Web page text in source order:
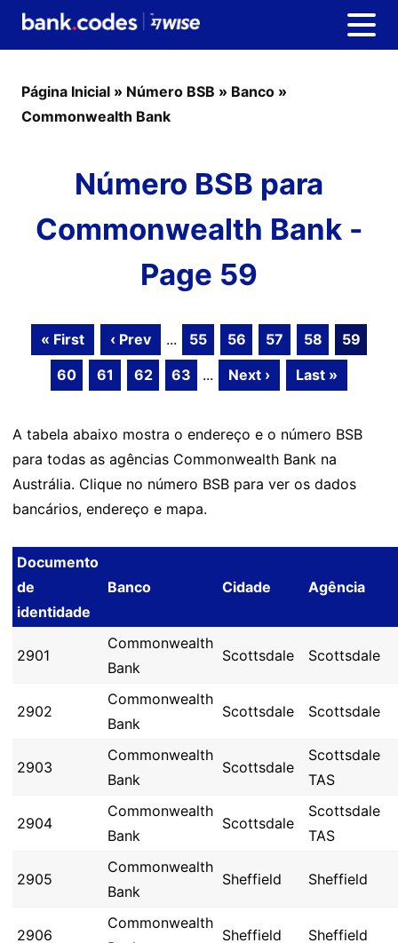
Página Inicial » Número BSB » Banco »
Commonwealth Bank
Número BSB para
Commonwealth Bank -
Page 59
« First ‹ Prev ... 55 56 57 58
59
60
61 62 63 ... Next › Last »
A tabela abaixo mostra o endereço e o número BSB
para todas as agências Commonwealth Bank na
Austrália. Clique no número BSB para ver os dados
bancários, endereço e mapa.
Documento
de
identidade
Banco Cidade Agência
2901
Commonwealth
Bank
Scottsdale Scottsdale
2902
Commonwealth
Bank
Scottsdale Scottsdale
2903
Commonwealth
Bank
Scottsdale
Scottsdale
TAS
2904
Commonwealth
Bank
Scottsdale
Scottsdale
TAS
2905
Commonwealth
Bank
Sheffield Sheffield
2906
Commonwealth
Sheffield Sheffield